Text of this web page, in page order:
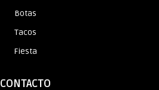
Botas
Tacos
Fiesta
CONTACTO